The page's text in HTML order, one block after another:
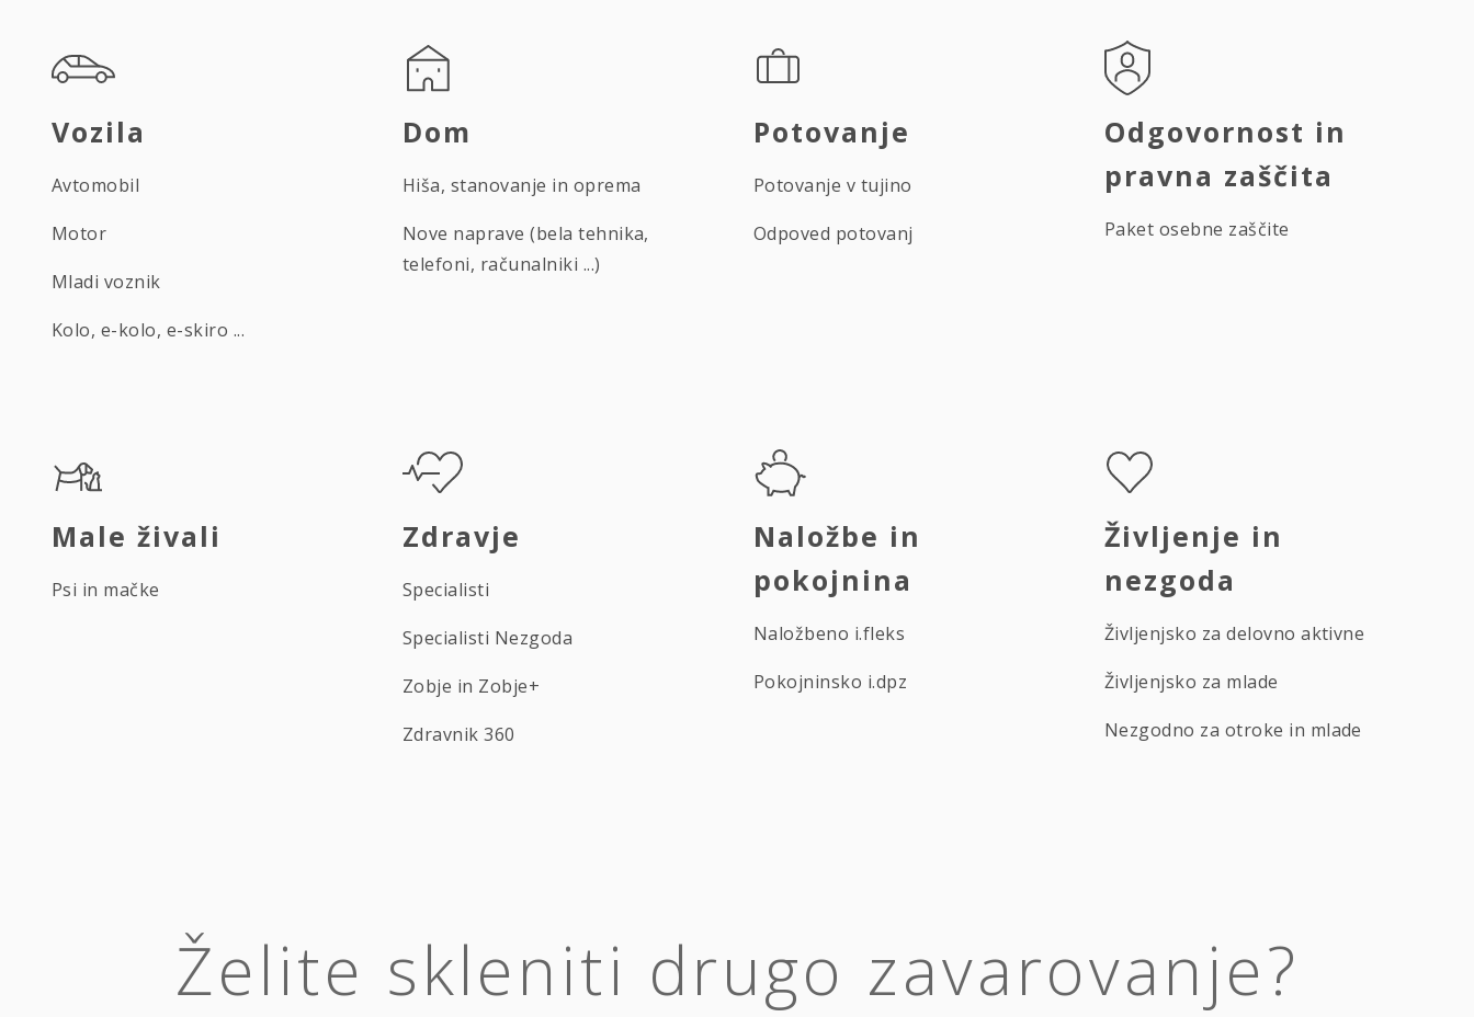
Vozila
Avtomobil
Motor
Mladi voznik
Kolo, e-kolo, e-skiro ...
Dom
Hiša, stanovanje in oprema
Nove naprave (bela tehnika,
telefoni, računalniki ...)
Potovanje
Potovanje v tujino
Odpoved potovanj
Odgovornost in
pravna zaščita
Paket osebne zaščite
Male živali
Psi in mačke
Zdravje
Specialisti
Specialisti Nezgoda
Zobje in Zobje+
Zdravnik 360
Naložbe in
pokojnina
Naložbeno i.fleks
Pokojninsko i.dpz
Življenje in
nezgoda
Življenjsko za delovno aktivne
Življenjsko za mlade
Nezgodno za otroke in mlade
Želite skleniti drugo zavarovanje?